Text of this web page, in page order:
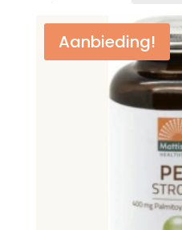
Aanbieding!